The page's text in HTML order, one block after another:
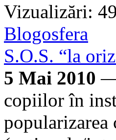
Vizualizări:
Blogosfera
S.O.S. “la
5 Mai 2010 —
copiilor în